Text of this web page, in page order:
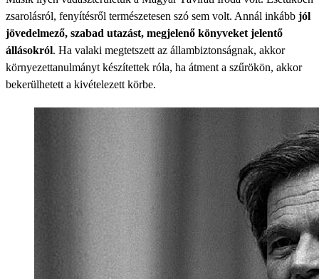
zsarolásról, fenyítésről természetesen szó sem volt. Annál inkább jól
jövedelmező, szabad utazást, megjelenő könyveket jelentő
állásokról. Ha valaki megtetszett az állambiztonságnak, akkor
környezettanulmányt készítettek róla, ha átment a szűrökön, akkor
bekerülhetett a kivételezett körbe.